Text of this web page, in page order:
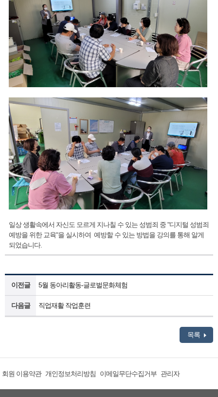
일상 생활속에서 자신도 모르게 지나칠 수 있는 성범죄 중 "디지털 성범죄
예방을 위한 교육"을 실시하여 예방할 수 있는 방법을 강의를 통해 알게
되었습니다.
이전글 5월 동아리활동-글로벌문화체험
다음글 직업재활 작업훈련
목록
회원 이용약관 개인정보처리방침 이메일무단수집거부 관리자